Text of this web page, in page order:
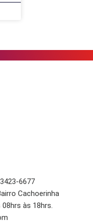
6677
Cachoerinha
08hrs às 18hrs.